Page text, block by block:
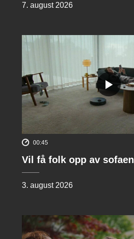
7. august 2026
00:45
Vil få folk opp av sofaen
3. august 2026